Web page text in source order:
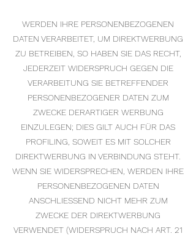
WERDEN IHRE PERSONENBEZOGENEN
DATEN VERARBEITET, UM DIREKTWERBUNG
ZU BETREIBEN, SO HABEN SIE DAS RECHT,
JEDERZEIT WIDERSPRUCH GEGEN DIE
VERARBEITUNG SIE BETREFFENDER
PERSONENBEZOGENER DATEN ZUM
ZWECKE DERARTIGER WERBUNG
EINZULEGEN; DIES GILT AUCH FÜR DAS
PROFILING, SOWEIT ES MIT SOLCHER
DIREKTWERBUNG IN VERBINDUNG STEHT.
WENN SIE WIDERSPRECHEN, WERDEN IHRE
PERSONENBEZOGENEN DATEN
ANSCHLIESSEND NICHT MEHR ZUM
ZWECKE DER DIREKTWERBUNG
VERWENDET (WIDERSPRUCH NACH ART. 21